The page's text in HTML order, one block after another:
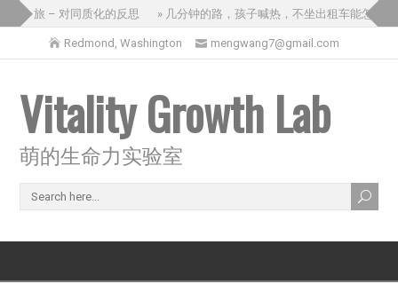
国之旅 – 对同质化的反思 » 几分钟的路，孩子喊热，不坐出租车能怎么办
Redmond, Washington mengwang7@gmail.com
Vitality Growth Lab
萌的生命力实验室